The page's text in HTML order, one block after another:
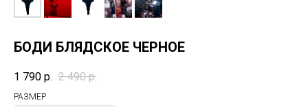
БОДИ БЛЯДСКОЕ ЧЕРНОЕ
1 790 р. 2 490 р.
РАЗМЕР